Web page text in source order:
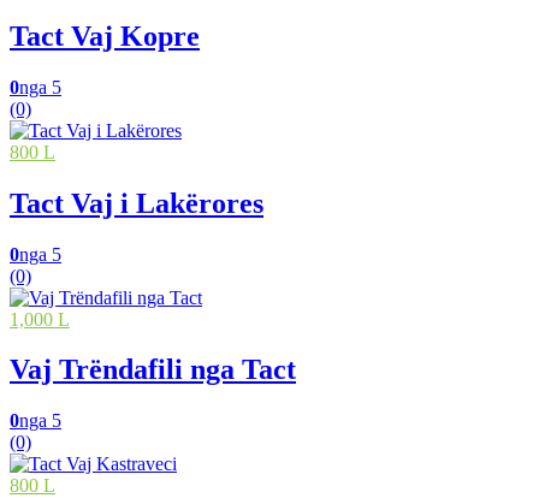
Tact Vaj Kopre
0nga 5
(0)
800 L
Tact Vaj i Lakërores
0nga 5
(0)
1,000 L
Vaj Trëndafili nga Tact
0nga 5
(0)
800 L